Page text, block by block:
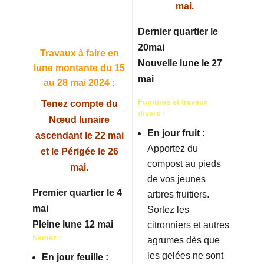
Travaux à faire en
lune montante du 15
au 28 mai 2024 :
Tenez compte du
Nœud lunaire
ascendant le 22 mai
et le Périgée le 26
mai.
Premier quartier le 4
mai
Pleine lune 12 mai
Semez :
En jour feuille :
mai.
Dernier quartier le
20mai
Nouvelle lune le 27
mai
Fumures et travaux
divers :
En jour fruit :
Apportez du
compost au pieds
de vos jeunes
arbres fruitiers.
Sortez les
citronniers et autres
agrumes dès que
les gelées ne sont